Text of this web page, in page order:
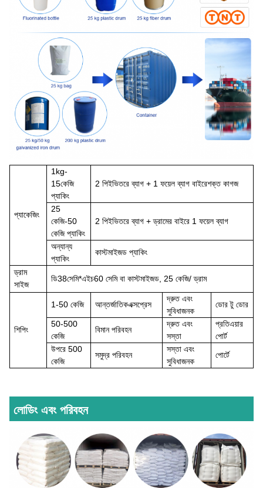
প্যাকেজিং
1 kg-
15কেজি
প্যাকিং
2 পিইভিতরে ব্যাগ + 1 ফয়েল ব্যাগ বাইরেশক্ত কাগজ
25
কেজি-50
কেজি প্যাকিং
2 পিইভিতরে ব্যাগ + ড্রামের বাইরে 1 ফয়েল ব্যাগ
অন্যান্য
প্যাকিং
কাস্টমাইজড প্যাকিং
ড্রাম
সাইজ
ডি38সেমি*এইচ60 সেমি বা কাস্টমাইজড, 25 কেজি/ ড্রাম
শিপিং
1-50 কেজি আন্তর্জাতিকএক্সপ্রেস
দ্রুত এবং
সুবিধাজনক
ডোর টু ডোর
50-500
কেজি
বিমান পরিবহন
দ্রুত এবং
সস্তা
প্রতিএয়ার
পোর্ট
উপরে 500
কেজি
সমুদ্র পরিবহন
সস্তা এবং
সুবিধাজনক
পোর্টে
লোডিং এবং পরিবহন